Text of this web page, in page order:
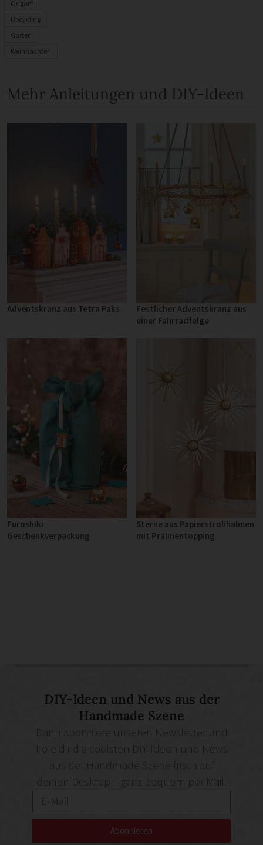
Origami
Upcycling
Garten
Weihnachten
Mehr Anleitungen und DIY-Ideen
Adventskranz aus Tetra Paks
Festlicher Adventskranz aus
einer Fahrradfelge
Furoshiki
Geschenkverpackung
Sterne aus Papierstrohhalmen
mit Pralinentopping
DIY-Ideen und News aus der
Handmade Szene
deinen Desktop – ganz bequem per Mail.
Abonnieren